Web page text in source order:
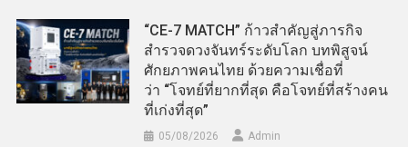
“CE-7 MATCH” ก้าวสำคัญสู่ภารกิจ
สำรวจดวงจันทร์ระดับโลก บทพิสูจน์
ศักยภาพคนไทย ด้วยความเชื่อที่
ว่า “โจทย์ที่ยากที่สุด คือโจทย์ที่สร้างคน
ที่เก่งที่สุด”
05/08/2026 Admin